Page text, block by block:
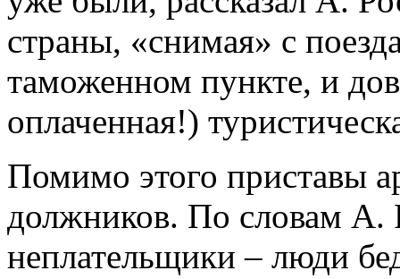
страны, «снимая» с
таможенном пункте, и
оплаченная!)
Помимо этого приставы
должников. По словам А.
неплательщики – люди